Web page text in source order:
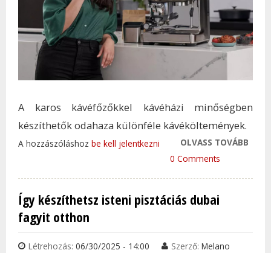
A karos kávéfőzőkkel kávéházi minőségben
készíthetők odahaza különféle kávéköltemények.
OLVASS TOVÁBB
A hozzászóláshoz be kell jelentkezni
0 Comments
Így készíthetsz isteni pisztáciás dubai
fagyit otthon
Létrehozás: 06/30/2025 - 14:00 Szerző: Melano